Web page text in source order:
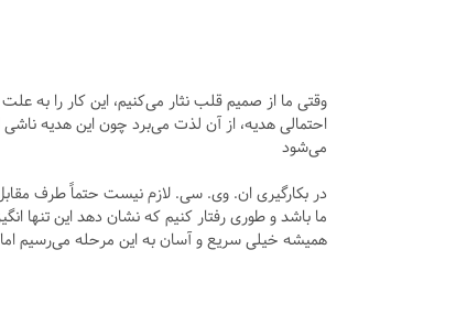
وقتی ما از صمیم قلب نثار می‌کنیم، این کار را به
احتمالی هدیه، از آن لذت می‌برد چون این هدیه
می‌شود
در بکارگیری ان. وی. سی. لازم نیست حتماً طرف
ما باشد و طوری رفتار کنیم که نشان دهد این تنها
همیشه خیلی سریع و آسان به این مرحله می‌رسیم